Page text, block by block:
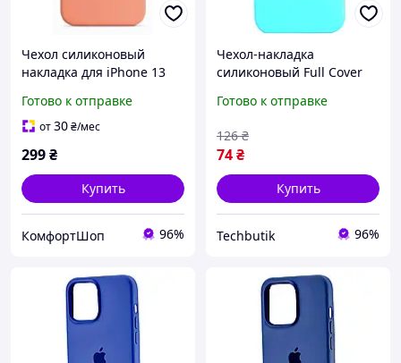
Чехол силиконовый
накладка для iPhone 13
микрофиброй внутри
легкий прочный
Готово к отправке
от30₴/мес
299₴
Купить
КомфортШоп 96%
Чехол-накладка
силиконовый Full Cover
защита камеры с
Blue WR-7696
Готово к отправке
74₴
126 ₴
Купить
Techbutik 96%